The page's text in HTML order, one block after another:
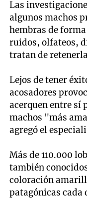
Las
algunos machos
hembras de
ruidos, olfateos,
tratan de
Lejos de tener
acosadores
acerquen entre sí
machos "más
agregó el
Más de 110.000
también
coloración
patagónicas cada